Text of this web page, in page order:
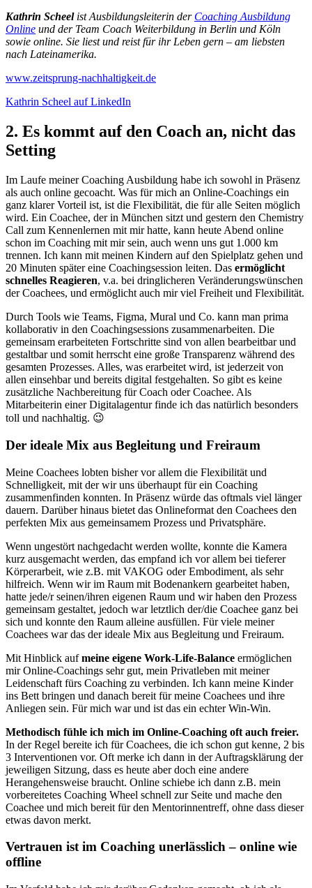
Kathrin Scheelist Ausbildungsleiterin der Coaching Ausbildung
Online und der Team Coach Weiterbildung in Berlin und Köln
sowie online. Sie liest und reist für ihr Leben gern – am liebsten
nach Lateinamerika.
www.zeitsprung-nachhaltigkeit.de
Kathrin Scheel auf LinkedIn
2. Es kommt auf den Coach an, nicht das
Setting
Im Laufe meiner Coaching Ausbildung habe ich sowohl in Präsenz
als auch online gecoacht. Was für mich an Online-Coachings ein
ganz klarer Vorteil ist, ist die Flexibilität, die für alle Seiten möglich
wird. Ein Coachee, der in München sitzt und gestern den Chemistry
Call zum Kennenlernen mit mir hatte, kann heute Abend online
schon im Coaching mit mir sein, auch wenn uns gut 1.000 km
trennen. Ich kann mit meinen Kindern auf den Spielplatz gehen und
20 Minuten später eine Coachingsession leiten. Das ermöglicht
schnelles Reagieren, v.a. bei dringlicheren Veränderungswünschen
der Coachees, und ermöglicht auch mir viel Freiheit und Flexibilität.
Durch Tools wie Teams, Figma, Mural und Co. kann man prima
kollaborativ in den Coachingsessions zusammenarbeiten. Die
gemeinsam erarbeiteten Fortschritte sind von allen bearbeitbar und
gestaltbar und somit herrscht eine große Transparenz während des
gesamten Prozesses. Alles, was erarbeitet wird, ist jederzeit von
allen einsehbar und bereits digital festgehalten. So gibt es keine
zusätzliche Nachbereitung für Coach oder Coachee. Als
Mitarbeiterin einer Digitalagentur finde ich das natürlich besonders
toll und nachhaltig. 😉
Der ideale Mix aus Begleitung und Freiraum
Meine Coachees lobten bisher vor allem die Flexibilität und
Schnelligkeit, mit der wir uns überhaupt für ein Coaching
zusammenfinden konnten. In Präsenz würde das oftmals viel länger
dauern. Darüber hinaus bietet das Onlineformat den Coachees den
perfekten Mix aus gemeinsamem Prozess und Privatsphäre.
Wenn ungestört nachgedacht werden wollte, konnte die Kamera
kurz ausgemacht werden, das empfand ich vor allem bei tieferer
Körperarbeit, wie z.B. mit VAKOG oder Embodiment, als sehr
hilfreich. Wenn wir im Raum mit Bodenankern gearbeitet haben,
hatte jede/r seinen/ihren eigenen Raum und wir haben den Prozess
gemeinsam gestaltet, jedoch war letztlich der/die Coachee ganz bei
sich und konnte den Raum alleine ausfüllen. Für viele meiner
Coachees war das der ideale Mix aus Begleitung und Freiraum.
Mit Hinblick aufmeine eigene Work-Life-Balance ermöglichen
mir Online-Coachings sehr gut, mein Privatleben mit meiner
Leidenschaft fürs Coaching zu verbinden. Ich kann meine Kinder
ins Bett bringen und danach bereit für meine Coachees und ihre
Anliegen sein. Für mich war und ist das ein echter Win-Win.
Methodisch fühle ich mich im Online-Coaching oft auch freier.
In der Regel bereite ich für Coachees, die ich schon gut kenne, 2 bis
3 Interventionen vor. Oft merke ich dann in der Auftragsklärung der
jeweiligen Sitzung, dass es heute aber doch eine andere
Herangehensweise braucht. Online schiebe ich dann z.B. mein
vorbereitetes Coaching Wheel schnell zur Seite und mache den
Coachee und mich bereit für den Mentorinnentreff, ohne dass dieser
etwas davon merkt.
Vertrauen ist im Coaching unerlässlich – online wie
offline